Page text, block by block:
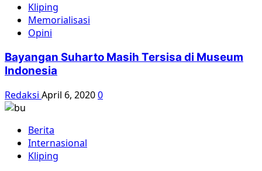
Kliping
Memorialisasi
Opini
Bayangan Suharto Masih Tersisa di Museum
Indonesia
Redaksi April 6, 20200
Berita
Internasional
Kliping